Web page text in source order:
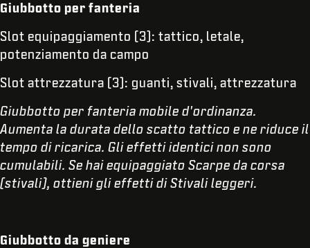
Giubbotto per fanteria
Slot equipaggiamento (3): tattico, letale,
potenziamento da campo
Slot attrezzatura (3): guanti, stivali, attrezzatura
Giubbotto per fanteria mobile d'ordinanza.
Aumenta la durata dello scatto tattico e ne riduce il
tempo di ricarica. Gli effetti identici non sono
cumulabili. Se hai equipaggiato Scarpe da corsa
(stivali), ottieni gli effetti di Stivali leggeri.
Giubbotto da geniere